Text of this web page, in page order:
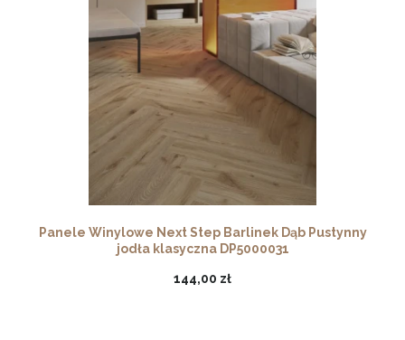
Panele Winylowe Next Step Barlinek Dąb Pustynny
jodła klasyczna DP5000031
144,00 zł